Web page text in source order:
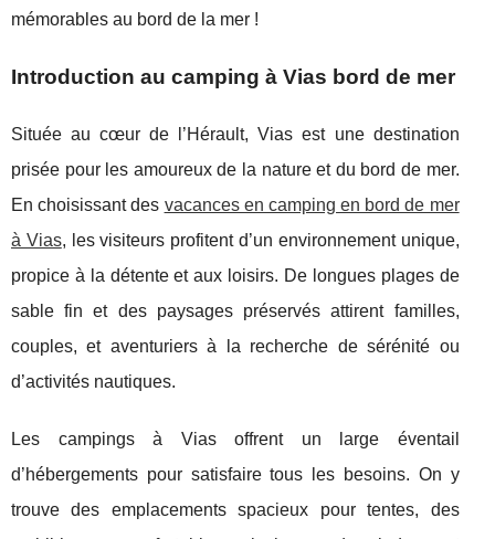
mémorables au bord de la mer !
Introduction au camping à Vias bord de mer
Située au cœur de l’Hérault, Vias est une destination
prisée pour les amoureux de la nature et du bord de mer.
En choisissantdes vacances en camping en bord de mer
à Vias, les visiteurs profitent d’un environnement unique,
propice à la détente et aux loisirs. De longues plages de
sable fin et des paysages préservés attirent familles,
couples, et aventuriers à la recherche de sérénité ou
d’activités nautiques.
Les campings à Vias offrent un large éventail
d’hébergements pour satisfaire tous les besoins. On y
trouve des emplacements spacieux pour tentes, des